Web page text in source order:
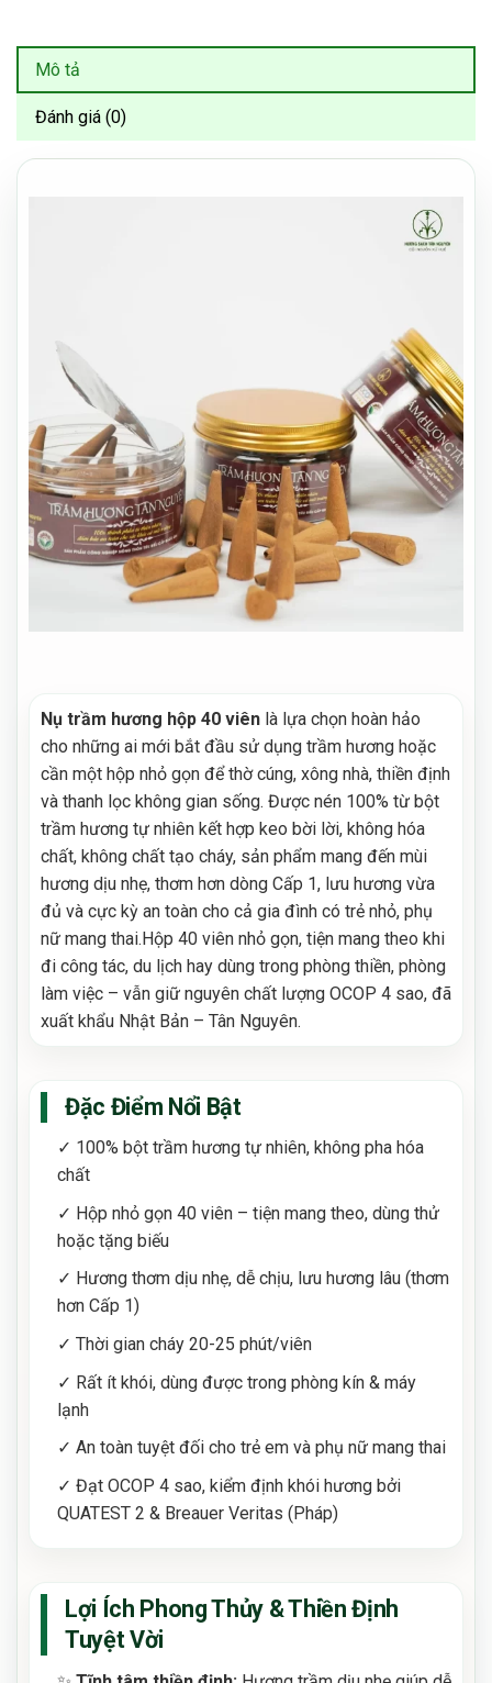
Mô tả
Đánh giá (0)
Nụ trầm hương hộp 40 viên là lựa chọn hoàn hảo
cho những ai mới bắt đầu sử dụng trầm hương hoặc
cần một hộp nhỏ gọn để thờ cúng, xông nhà, thiền định
và thanh lọc không gian sống. Được nén 100% từ bột
trầm hương tự nhiên kết hợp keo bời lời, không hóa
chất, không chất tạo cháy, sản phẩm mang đến mùi
hương dịu nhẹ, thơm hơn dòng Cấp 1, lưu hương vừa
đủ và cực kỳ an toàn cho cả gia đình có trẻ nhỏ, phụ
nữ mang thai.Hộp 40 viên nhỏ gọn, tiện mang theo khi
đi công tác, du lịch hay dùng trong phòng thiền, phòng
làm việc – vẫn giữ nguyên chất lượng OCOP 4 sao, đã
xuất khẩu Nhật Bản – Tân Nguyên.
Đặc Điểm Nổi Bật
✓ 100% bột trầm hương tự nhiên, không pha hóa
chất
✓ Hộp nhỏ gọn 40 viên – tiện mang theo, dùng thử
hoặc tặng biếu
✓ Hương thơm dịu nhẹ, dễ chịu, lưu hương lâu (thơm
hơn Cấp 1)
✓ Thời gian cháy 20-25 phút/viên
✓ Rất ít khói, dùng được trong phòng kín & máy
lạnh
✓ An toàn tuyệt đối cho trẻ em và phụ nữ mang thai
✓ Đạt OCOP 4 sao, kiểm định khói hương bởi
QUATEST 2 & Breauer Veritas (Pháp)
Lợi Ích Phong Thủy & Thiền Định
Tuyệt Vời